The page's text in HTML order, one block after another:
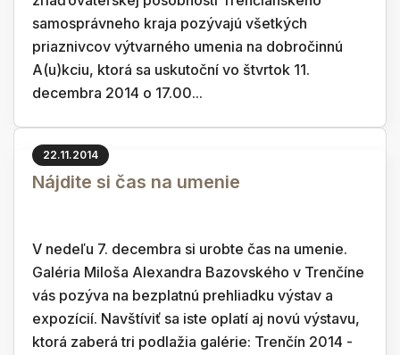
samosprávneho kraja pozývajú všetkých
priaznivcov výtvarného umenia na dobročinnú
A(u)kciu, ktorá sa uskutoční vo štvrtok 11.
decembra 2014 o 17.00...
22.11.2014
Nájdite si čas na umenie
V nedeľu 7. decembra si urobte čas na umenie.
Galéria Miloša Alexandra Bazovského v Trenčíne
vás pozýva na bezplatnú prehliadku výstav a
expozícií. Navštíviť sa iste oplatí aj novú výstavu,
ktorá zaberá tri podlažia galérie: Trenčín 2014 -